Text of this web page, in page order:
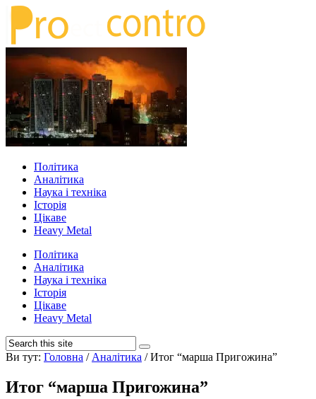
Політика
Аналітика
Наука і техніка
Історія
Цікаве
Heavy Metal
Політика
Аналітика
Наука і техніка
Історія
Цікаве
Heavy Metal
Ви тут: Головна / Аналітика /Итог “марша Пригожина”
Итог “марша Пригожина”